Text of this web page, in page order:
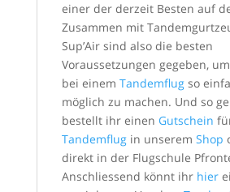
einer der derzeit Besten auf
Zusammen mit
Sup’Air sind also die besten
Voraussetzungen gegeben,
bei einem Tandemflugso
möglich zu machen. Und so
bestellt ihr einen Gutschein
Tandemflugin unserem Shop
direkt in der Flugschule
Anschliessend könnt ihr hier